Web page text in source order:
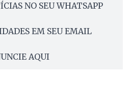
NO SEU WHATSAPP
EM SEU EMAIL
AQUI